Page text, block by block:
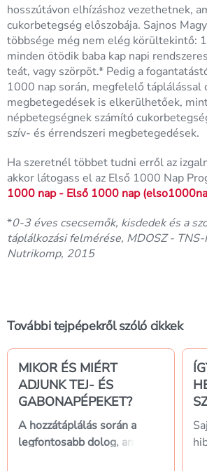
hosszútávon elhízáshoz vezethetnek,
cukorbetegség előszobája. Sajnos
többsége még nem elég körültekintő:
minden ötödik baba kap napi
teát, vagy szörpöt.* Pedig a
1000 nap során, megfelelő táplálással
megbetegedések is elkerülhetőek,
népbetegségnek számító
szív- és érrendszeri megbetegedések.
Ha szeretnél többet tudni erről az
akkor látogass el az Első 1000 Nap
1000 nap - Első 1000 nap
*0-3 éves csecsemők, kisdedek és a
táplálkozási felmérése, MDOSZ -
Nutrikomp, 2015
További tejpépekről szóló cikkek
MIKOR ÉS MIÉRT
ADJUNK TEJ- ÉS
GABONAPÉPEKET?
A hozzátáplálás során a
legfontosabb dolog, amit